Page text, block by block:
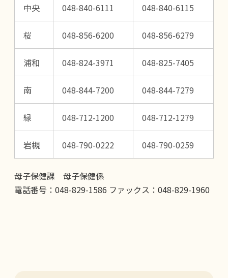
中央 048-840-6111 048-840-6115
桜 048-856-6200 048-856-6279
浦和 048-824-3971 048-825-7405
南 048-844-7200 048-844-7279
緑 048-712-1200 048-712-1279
岩槻 048-790-0222 048-790-0259
母子保健課 母子保健係
電話番号：048-829-1586 ファックス：048-829-1960